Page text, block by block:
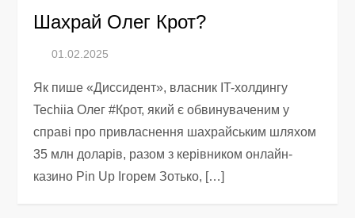
Шахрай Олег Крот?
Як пише «Диссидент», власник IT-холдингу
Techiia Олег #Крот, який є обвинуваченим у
справі про привласнення шахрайським шляхом
35 млн доларів, разом з керівником онлайн-
казино Pin Up Ігорем Зотько, […]